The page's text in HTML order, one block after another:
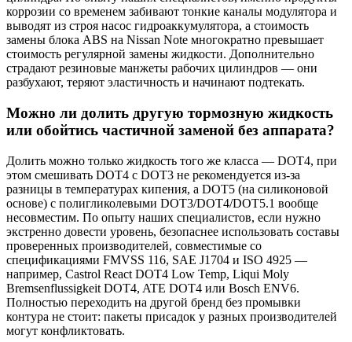
коррозии со временем забивают тонкие каналы модулятора и
выводят из строя насос гидроаккумулятора, а стоимость
замены блока ABS на Nissan Note многократно превышает
стоимость регулярной замены жидкости. Дополнительно
страдают резиновые манжеты рабочих цилиндров — они
разбухают, теряют эластичность и начинают подтекать.
Можно ли долить другую тормозную жидкость
или обойтись частичной заменой без аппарата?
Долить можно только жидкость того же класса — DOT4, при
этом смешивать DOT4 с DOT3 не рекомендуется из-за
разницы в температурах кипения, а DOT5 (на силиконовой
основе) с полигликолевыми DOT3/DOT4/DOT5.1 вообще
несовместим. По опыту наших специалистов, если нужно
экстренно довести уровень, безопаснее использовать составы
проверенных производителей, совместимые со
спецификациями FMVSS 116, SAE J1704 и ISO 4925 —
например, Castrol React DOT4 Low Temp, Liqui Moly
Bremsenflussigkeit DOT4, ATE DOT4 или Bosch ENV6.
Полностью переходить на другой бренд без промывки
контура не стоит: пакеты присадок у разных производителей
могут конфликтовать.